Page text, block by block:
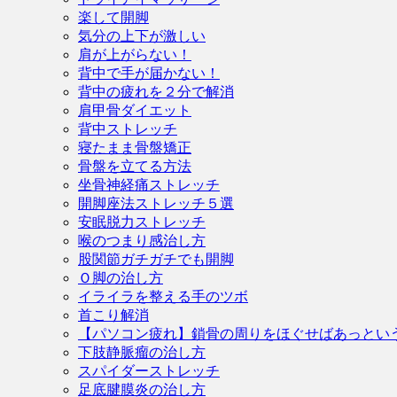
楽して開脚
気分の上下が激しい
肩が上がらない！
背中で手が届かない！
背中の疲れを２分で解消
肩甲骨ダイエット
背中ストレッチ
寝たまま骨盤矯正
骨盤を立てる方法
坐骨神経痛ストレッチ
開脚座法ストレッチ５選
安眠脱力ストレッチ
喉のつまり感治し方
股関節ガチガチでも開脚
Ｏ脚の治し方
イライラを整える手のツボ
首こり解消
【パソコン疲れ】鎖骨の周りをほぐせばあっとい
下肢静脈瘤の治し方
スパイダーストレッチ
足底腱膜炎の治し方